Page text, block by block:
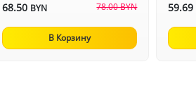
68.50 BYN 78.00 BYN
В Корзину
59.69